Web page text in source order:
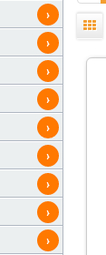
›
›
›
›
›
›
›
›
›